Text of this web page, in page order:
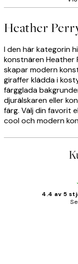
Heather
I den här kategorin
konstnären Heather
skapar modern
giraffer klädda i
färgglada
djurälskaren eller
färg. Välj din favorit
cool och modern
4.4 av 5